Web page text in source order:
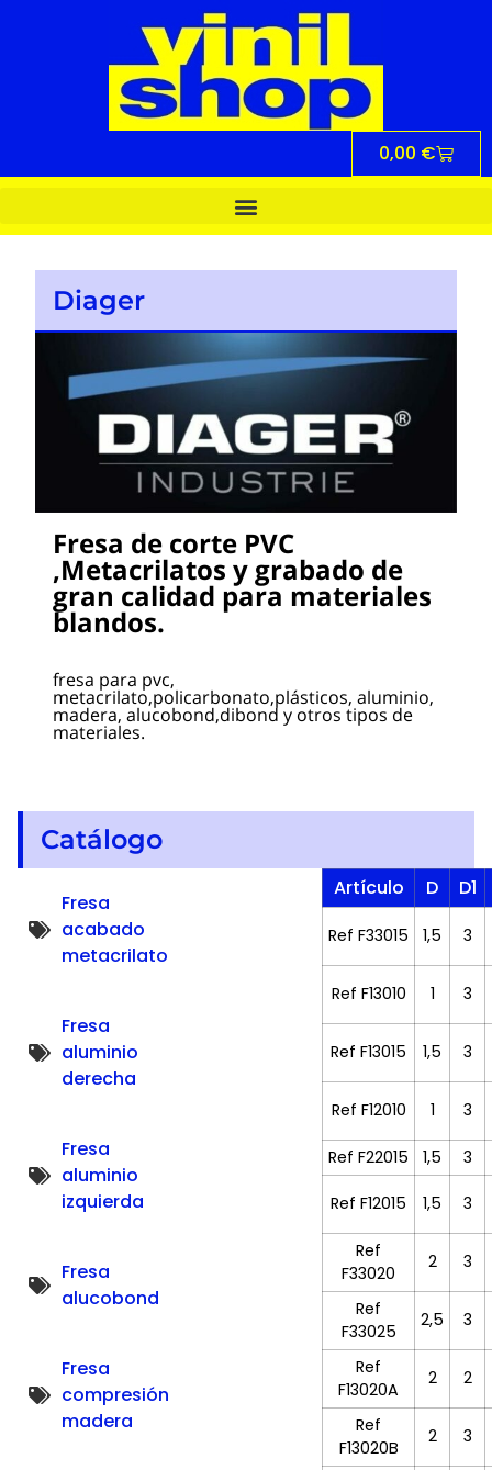
0,00 €
Diager
Fresa de corte PVC
,Metacrilatos y grabado de
gran calidad para materiales
blandos.
fresa para pvc,
metacrilato,policarbonato,plásticos, aluminio,
madera, alucobond,dibond y otros tipos de
materiales.
Catálogo
Fresa
acabado
metacrilato
Fresa
aluminio
derecha
Fresa
aluminio
izquierda
Fresa
alucobond
Fresa
compresión
madera
Artículo D D1
Ref F33015 1,5 3
Ref F13010 1 3
Ref F13015 1,5 3
Ref F12010 1 3
Ref F22015 1,5 3
Ref F12015 1,5 3
Ref
F33020
2 3
Ref
F33025
2,5 3
Ref
F13020A
2 2
Ref
F13020B
2 3